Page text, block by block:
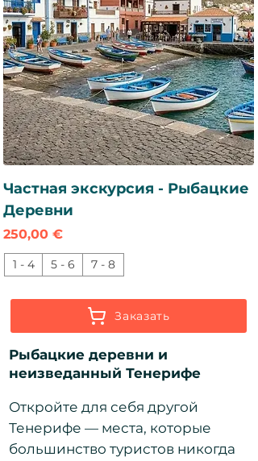
Частная экскурсия - Рыбацкие
Деревни
Цена
250,00 €
1 - 4 5 - 6 7 - 8
Заказать
​Рыбацкие деревни и
неизведанный Тенерифе
Откройте для себя другой
Тенерифе — места, которые
большинство туристов никогда